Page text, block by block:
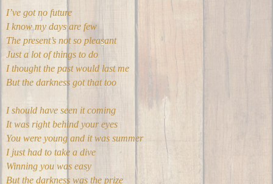
I’ve got no future
I know my days are few
The present’s not so pleasant
Just a lot of things to do
I thought the past would last me
But the darkness got that too
I should have seen it coming
It was right behind your eyes
You were young and it was summer
I just had to take a dive
Winning you was easy
But the darkness was the prize